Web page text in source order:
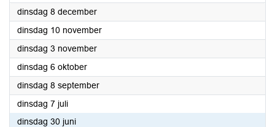
dinsdag 8 december2026
dinsdag 10 november2026
dinsdag 3 november2026
dinsdag 6 oktober2026
dinsdag 8 september2026
dinsdag 7 juli2026
dinsdag 30 juni2026